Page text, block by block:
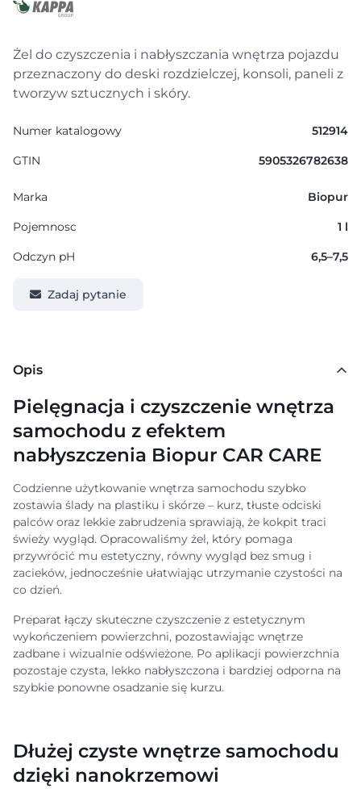
Żel do czyszczenia i nabłyszczania wnętrza pojazdu
przeznaczony do deski rozdzielczej, konsoli, paneli z
tworzyw sztucznych i skóry.
Numer katalogowy 512914
GTIN 5905326782638
Marka Biopur
Pojemnosc 1 l
Odczyn pH 6,5–7,5
Zadaj pytanie
Opis
Pielęgnacja i czyszczenie wnętrza
samochodu z efektem
nabłyszczenia Biopur CAR CARE
Codzienne użytkowanie wnętrza samochodu szybko
zostawia ślady na plastiku i skórze – kurz, tłuste odciski
palców oraz lekkie zabrudzenia sprawiają, że kokpit traci
świeży wygląd. Opracowaliśmy żel, który pomaga
przywrócić mu estetyczny, równy wygląd bez smug i
zacieków, jednocześnie ułatwiając utrzymanie czystości na
co dzień.
Preparat łączy skuteczne czyszczenie z estetycznym
wykończeniem powierzchni, pozostawiając wnętrze
zadbane i wizualnie odświeżone. Po aplikacji powierzchnia
pozostaje czysta, lekko nabłyszczona i bardziej odporna na
szybkie ponowne osadzanie się kurzu.
Dłużej czyste wnętrze samochodu
dzięki nanokrzemowi